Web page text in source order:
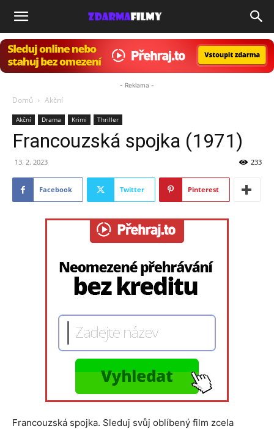
ZdarmaFilmy.cz
- Reklama -
Domů Akční
Akční Drama Krimi Thriller
Francouzská spojka (1971)
13. 2. 2023 233
Facebook Twitter Pinterest
Francouzská spojka. Sleduj svůj oblíbený film zcela